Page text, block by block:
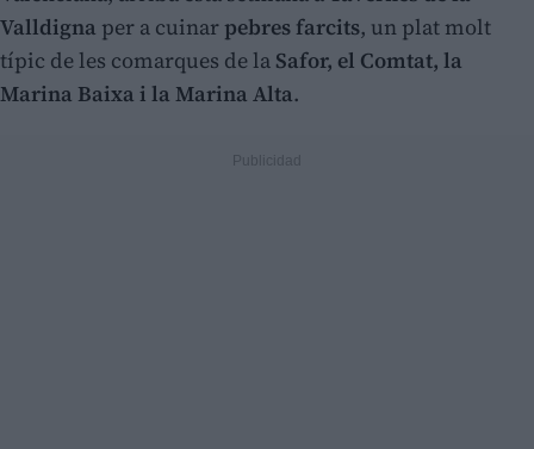
Valldigna per a cuinarpebres farcits, un plat molt
típic de les comarques de la Safor, el Comtat, la
Marina Baixa i la Marina Alta.